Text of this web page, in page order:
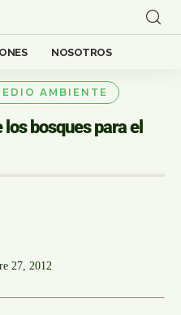
NOSOTROS
AMBIENTE
bosques para el
27, 2012